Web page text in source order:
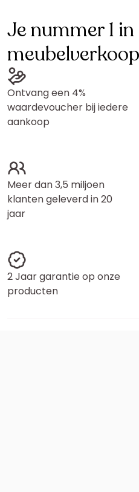
Je nummer 1
meubelverkoop
Ontvang een 4%
waardevoucher bij iedere
aankoop
Meer dan 3,5 miljoen
klanten geleverd in 20
jaar
2 Jaar garantie op onze
producten